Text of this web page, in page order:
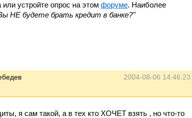
устройте опрос на этом форуме. Наиболее
НЕ будете брать кредит в банке?"
2004-08-06 14:46:23
я сам такой, а в тех кто ХОЧЕТ взять , но что-то